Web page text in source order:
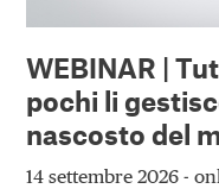
WEBINAR |
pochi li
nascosto del
14 settembre 2026 -